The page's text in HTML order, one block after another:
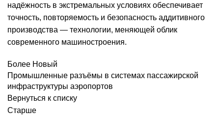
надёжность в экстремальных условиях обеспечивает
точность, повторяемость и безопасность аддитивного
производства — технологии, меняющей облик
современного машиностроения.
Более Новый
Промышленные разъёмы в системах пассажирской
инфраструктуры аэропортов
Вернуться к списку
Старше